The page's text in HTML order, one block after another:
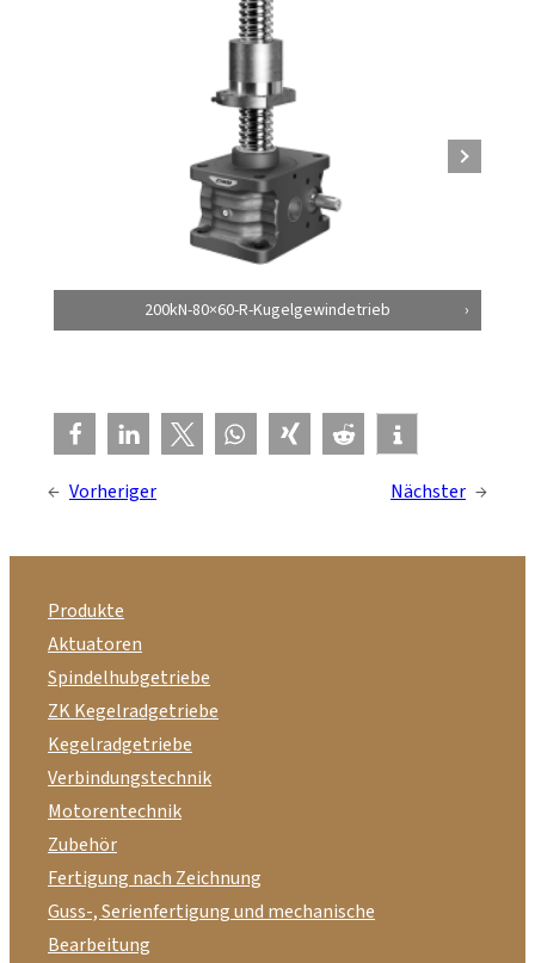
200kN-80×60-R-Kugelgewindetrieb
← Vorheriger Nächster →
Produkte
Aktuatoren
Spindelhubgetriebe
ZK Kegelradgetriebe
Kegelradgetriebe
Verbindungstechnik
Motorentechnik
Zubehör
Fertigung nach Zeichnung
Guss-, Serienfertigung und mechanische
Bearbeitung